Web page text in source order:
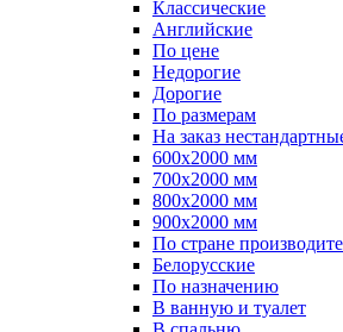
Классические
Английские
По цене
Недорогие
Дорогие
По размерам
На заказ
600х2000 мм
700х2000 мм
800х2000 мм
900х2000 мм
По стране
Белорусские
По назначению
В ванную и туалет